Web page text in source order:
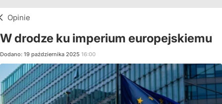
Opinie
W drodze ku imperium europejskiemu
Dodano: 19 października 2025 16:00